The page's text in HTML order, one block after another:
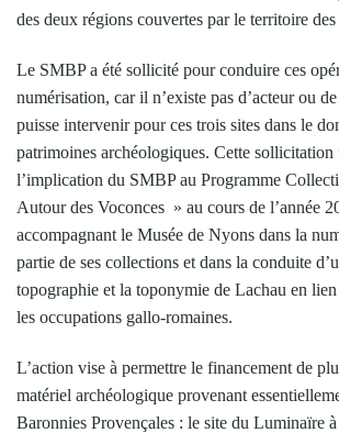
des deux régions couvertes par le territoire
Le SMBP a été sollicité pour conduire ces
numérisation, car il n’existe pas d’acteur ou
puisse intervenir pour ces trois sites dans le
patrimoines archéologiques. Cette sollicitation
l’implication du SMBP au Programme
Autour des Voconces » au cours de l’année
accompagnant le Musée de Nyons dans la
partie de ses collections et dans la conduite
topographie et la toponymie de Lachau en
les occupations gallo-romaines.
L’action vise à permettre le financement de
matériel archéologique provenant
Baronnies Provençales : le site du Luminaïre